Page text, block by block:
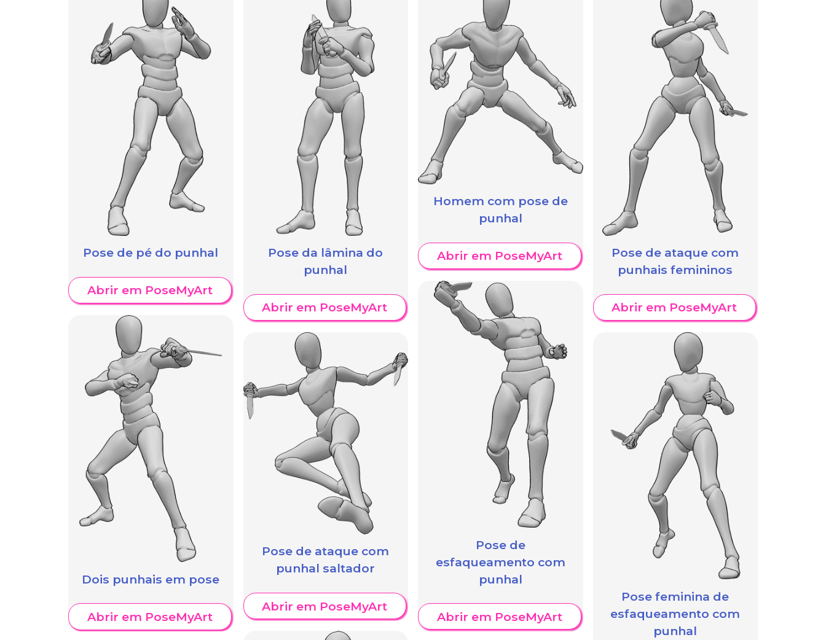
Pose de pé do punhal
Abrir em PoseMyArt
Dois punhais em pose
Abrir em PoseMyArt
Pose da lâmina do
punhal
Abrir em PoseMyArt
Pose de ataque com
punhal saltador
Abrir em PoseMyArt
Homem com pose de
punhal
Abrir em PoseMyArt
Pose de
esfaqueamento com
punhal
Abrir em PoseMyArt
Pose de ataque com
punhais femininos
Abrir em PoseMyArt
Pose feminina de
esfaqueamento com
punhal